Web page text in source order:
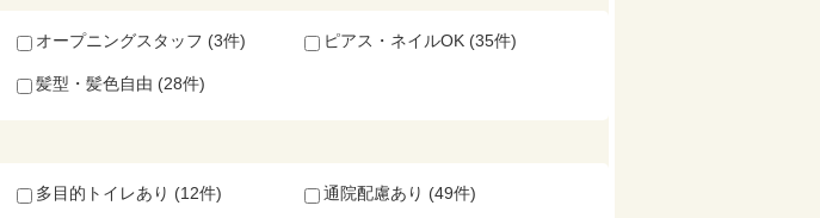
オープニングスタッフ (3件) ピアス・ネイルOK (35件)
髪型・髪色自由 (28件)
多目的トイレあり (12件) 通院配慮あり (49件)